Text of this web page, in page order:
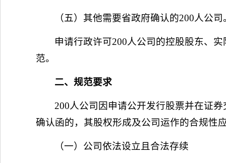
（五）其他需要省政府确认的200人公司
申请行政许可200人公司的控股股东、
范。
二、规范要求
200人公司因申请公开发行股票并在证
确认函的，其股权形成及公司运作的合规性
（一）公司依法设立且合法存续